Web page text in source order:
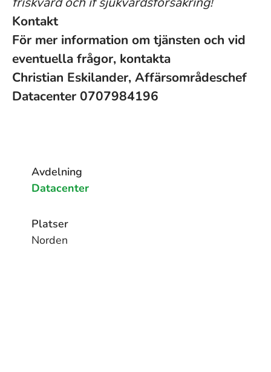
Kontakt
För mer information om tjänsten och vid
eventuella frågor, kontakta
Christian Eskilander, Affärsområdeschef
Datacenter 0707984196
Avdelning
Datacenter
Platser
Norden